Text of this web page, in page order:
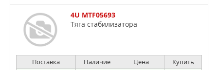
4U MTF05693
Тяга стабилизатора
Поставка Наличие Цена Купить